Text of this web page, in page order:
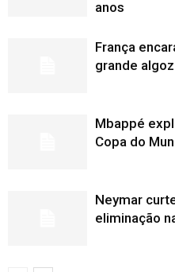
anos
França
grande
Mbappé
Copa do
Neymar
eliminação